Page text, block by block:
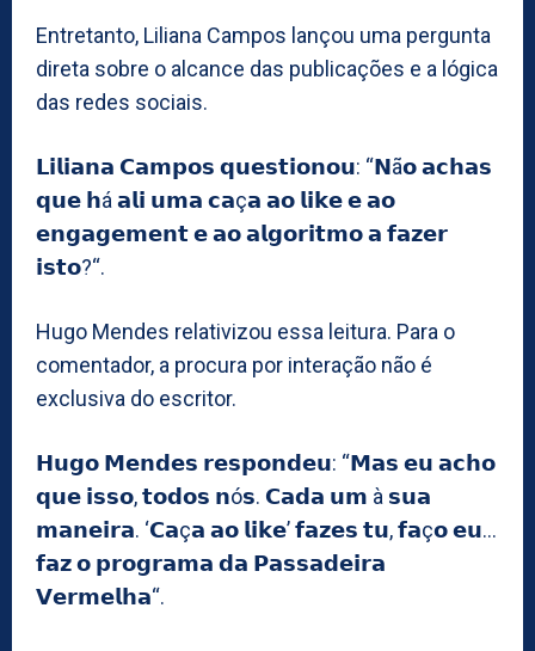
Entretanto, Liliana Campos lançou uma pergunta
direta sobre o alcance das publicações e a lógica
das redes sociais.
𝗟𝗶𝗹𝗶𝗮𝗻𝗮 𝗖𝗮𝗺𝗽𝗼𝘀 𝗾𝘂𝗲𝘀𝘁𝗶𝗼𝗻𝗼𝘂: “𝗡ã𝗼 𝗮𝗰𝗵𝗮𝘀
𝗾𝘂𝗲 𝗵á 𝗮𝗹𝗶 𝘂𝗺𝗮 𝗰𝗮ç𝗮 𝗮𝗼 𝗹𝗶𝗸𝗲 𝗲 𝗮𝗼
𝗲𝗻𝗴𝗮𝗴𝗲𝗺𝗲𝗻𝘁 𝗲 𝗮𝗼 𝗮𝗹𝗴𝗼𝗿𝗶𝘁𝗺𝗼 𝗮 𝗳𝗮𝘇𝗲𝗿
𝗶𝘀𝘁𝗼?“.
Hugo Mendes relativizou essa leitura. Para o
comentador, a procura por interação não é
exclusiva do escritor.
𝗛𝘂𝗴𝗼 𝗠𝗲𝗻𝗱𝗲𝘀 𝗿𝗲𝘀𝗽𝗼𝗻𝗱𝗲𝘂: “𝗠𝗮𝘀 𝗲𝘂 𝗮𝗰𝗵𝗼
𝗾𝘂𝗲 𝗶𝘀𝘀𝗼, 𝘁𝗼𝗱𝗼𝘀 𝗻ó𝘀. 𝗖𝗮𝗱𝗮 𝘂𝗺 à 𝘀𝘂𝗮
𝗺𝗮𝗻𝗲𝗶𝗿𝗮. ‘𝗖𝗮ç𝗮 𝗮𝗼 𝗹𝗶𝗸𝗲’ 𝗳𝗮𝘇𝗲𝘀 𝘁𝘂, 𝗳𝗮ç𝗼 𝗲𝘂…
𝗳𝗮𝘇 𝗼 𝗽𝗿𝗼𝗴𝗿𝗮𝗺𝗮 𝗱𝗮 𝗣𝗮𝘀𝘀𝗮𝗱𝗲𝗶𝗿𝗮
𝗩𝗲𝗿𝗺𝗲𝗹𝗵𝗮“.